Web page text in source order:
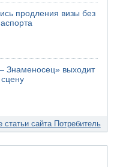
продления визы без
Знаменосец» выходит
статьи сайта Потребитель